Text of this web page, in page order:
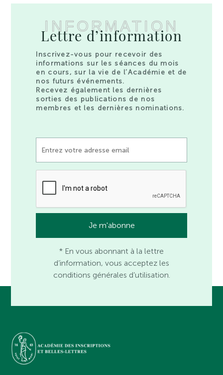
INFORMATION
Lettre d’information
Inscrivez-vous pour recevoir des
informations sur les séances du mois
en cours, sur la vie de l’Académie et de
nos futurs événements.
Recevez également les dernières
sorties des publications de nos
membres et les dernières nominations.
* En vous abonnant à la lettre
d’information, vous acceptez les
conditions générales d’utilisation.